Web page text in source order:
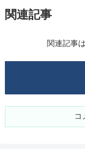
関連記事
関連記事
コ